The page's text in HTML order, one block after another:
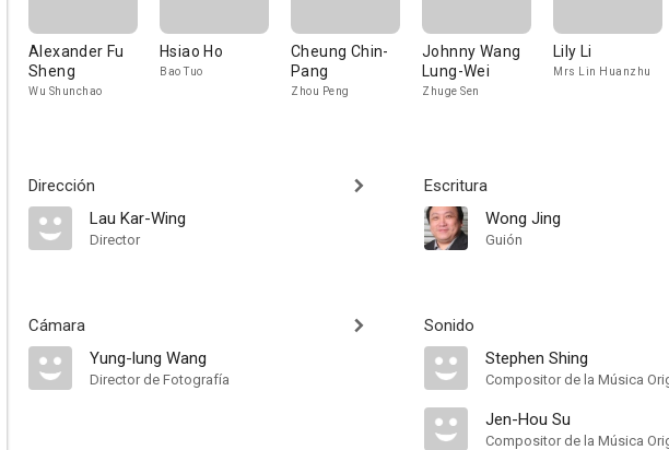
Alexander Fu
Sheng
Wu Shunchao
Hsiao Ho
Bao Tuo
Cheung Chin-
Pang
Zhou Peng
Johnny Wang
Lung-Wei
Zhuge Sen
Lily Li
Mrs Lin Huanzhu
Dirección
Lau Kar-Wing
Director
Cámara
Yung-lung Wang
Director de Fotografía
Escritura
Wong Jing
Guión
Sonido
Stephen Shing
Compositor de la Música
Jen-Hou Su
Compositor de la Música